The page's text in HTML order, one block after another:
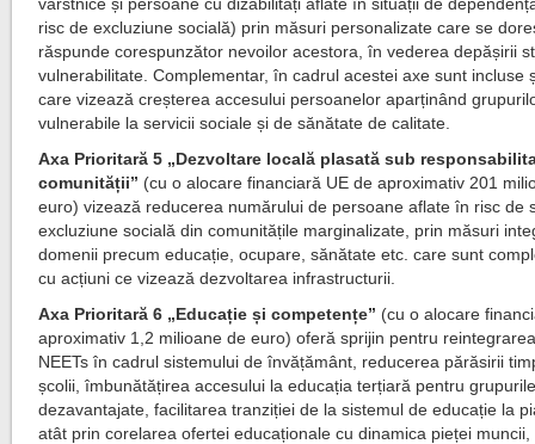
risc de excluziune socială) prin măsuri personalizate care se
răspunde corespunzător nevoilor acestora, în vederea depășirii
vulnerabilitate. Complementar, în cadrul acestei axe sunt incluse
care vizează creșterea accesului persoanelor aparținând
vulnerabile la servicii sociale și de sănătate de calitate.
Axa Prioritară 5 „Dezvoltare locală plasată sub
comunității” (cu o alocare financiară UE de aproximativ 201
euro) vizează reducerea numărului de persoane aflate în risc de
excluziune socială din comunitățile marginalizate, prin măsuri
domenii precum educație, ocupare, sănătate etc. care sunt
cu acțiuni ce vizează dezvoltarea infrastructurii.
Axa Prioritară 6 „Educație și competențe” (cu o alocare
aproximativ 1,2 milioane de euro) oferă sprijin pentru
NEETs în cadrul sistemului de învățământ, reducerea părăsirii
școlii, îmbunătățirea accesului la educația terțiară pentru
dezavantajate, facilitarea tranziției de la sistemul de educație la
atât prin corelarea ofertei educaționale cu dinamica pieței